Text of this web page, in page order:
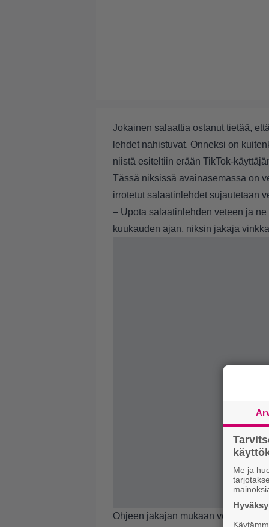
Jokainen salaattia ostanut tietää,
lehdet nahistuvat. Onneksi on
niistä esiteltiin erään TikTok-
Tässä niksissä avainasemassa on
irrotetut salaatinlehdet sujautetaan
– Upota salaatinlehden veteen ja
kuukauden ajan, niksin jakaja
Ohjeen jakajan mukaan vesi
Me ja